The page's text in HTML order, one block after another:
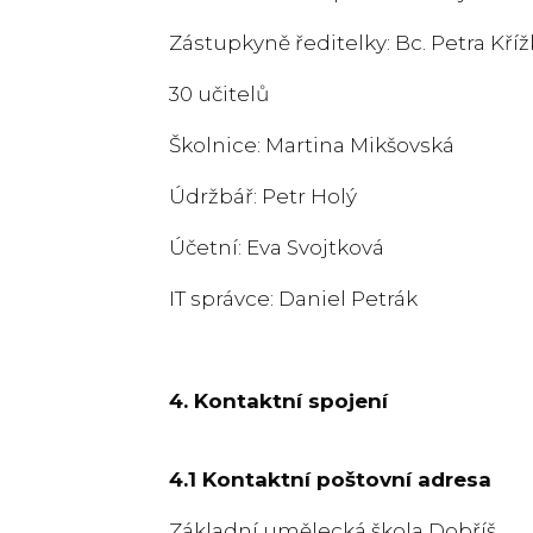
Zástupkyně ředitelky: Bc. Petra
30 učitelů
Školnice: Martina Mikšovská
Údržbář: Petr Holý
Účetní: Eva Svojtková
IT správce: Daniel Petrák
4. Kontaktní spojení
4.1 Kontaktní poštovní adresa